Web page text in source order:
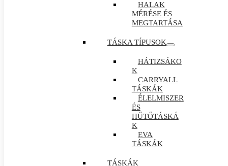
HALAK
MÉRÉSE ÉS
MEGTARTÁSA
TÁSKA TÍPUSOK
HÁTIZSÁKO
K
CARRYALL
TÁSKÁK
ÉLELMISZER
ÉS
HŰTŐTÁSKÁ
K
EVA
TÁSKÁK
TÁSKÁK